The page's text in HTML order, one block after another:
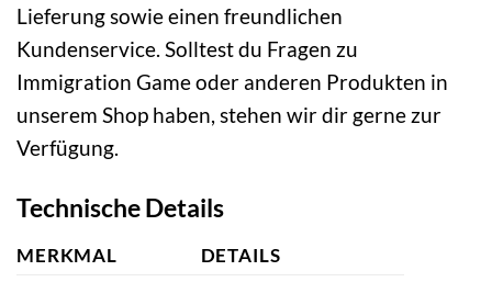
Lieferung sowie einen freundlichen
Kundenservice. Solltest du Fragen zu
Immigration Game oder anderen Produkten in
unserem Shop haben, stehen wir dir gerne zur
Verfügung.
Technische Details
MERKMAL
DETAILS